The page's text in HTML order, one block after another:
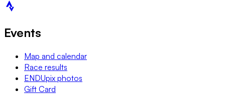
Events
Map and calendar
Race results
ENDUpix photos
Gift Card